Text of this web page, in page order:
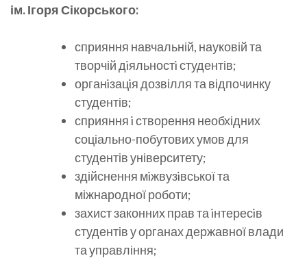
ім. Ігоря Сікорського:
сприяння навчальній, науковій та
творчій дiяльностi студентів;
органiзацiя дозвілля та відпочинку
студентів;
сприяння i створення необхідних
соціально-побутових умов для
студентів університету;
здійснення мiжвузiвської та
міжнародної роботи;
захист законних прав та iнтересiв
студентів у органах державної влади
та управління;